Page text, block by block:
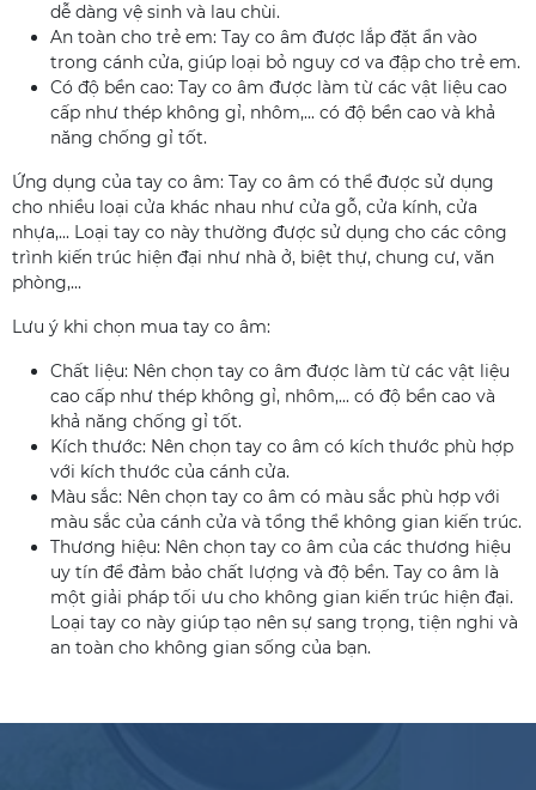
dễ dàng vệ sinh và lau chùi.
An toàn cho trẻ em: Tay co âm được lắp đặt ẩn vào
trong cánh cửa, giúp loại bỏ nguy cơ va đập cho trẻ em.
Có độ bền cao: Tay co âm được làm từ các vật liệu cao
cấp như thép không gỉ, nhôm,... có độ bền cao và khả
năng chống gỉ tốt.
Ứng dụng của tay co âm: Tay co âm có thể được sử dụng
cho nhiều loại cửa khác nhau như cửa gỗ, cửa kính, cửa
nhựa,... Loại tay co này thường được sử dụng cho các công
trình kiến trúc hiện đại như nhà ở, biệt thự, chung cư, văn
phòng,...
Lưu ý khi chọn mua tay co âm:
Chất liệu: Nên chọn tay co âm được làm từ các vật liệu
cao cấp như thép không gỉ, nhôm,... có độ bền cao và
khả năng chống gỉ tốt.
Kích thước: Nên chọn tay co âm có kích thước phù hợp
với kích thước của cánh cửa.
Màu sắc: Nên chọn tay co âm có màu sắc phù hợp với
màu sắc của cánh cửa và tổng thể không gian kiến trúc.
Thương hiệu: Nên chọn tay co âm của các thương hiệu
uy tín để đảm bảo chất lượng và độ bền. Tay co âm là
một giải pháp tối ưu cho không gian kiến trúc hiện đại.
Loại tay co này giúp tạo nên sự sang trọng, tiện nghi và
an toàn cho không gian sống của bạn.